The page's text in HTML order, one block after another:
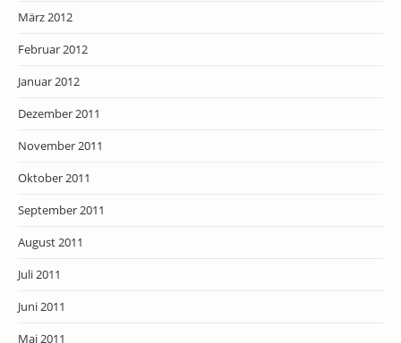
März 2012
Februar 2012
Januar 2012
Dezember 2011
November 2011
Oktober 2011
September 2011
August 2011
Juli 2011
Juni 2011
Mai 2011